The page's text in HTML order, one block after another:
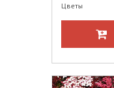
Цветы